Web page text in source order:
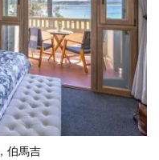
，伯馬吉